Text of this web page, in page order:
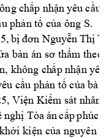
chấp nhận yêu cầu
phản tố của ông S.
bị đơn Nguyễn Thị
bản án sơ thẩm theo
không chấp nhận yêu
êu cầu phản tố của bà
5, Viện Kiểm sát nhân
nghị Tòa án cấp phúc
khởi kiện của nguyên